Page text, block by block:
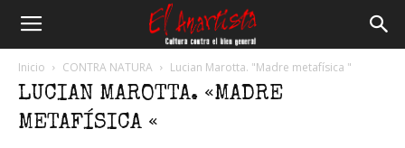
Inicio CONTRA NATURA Lucian Marotta. "Madre metafísica "
LUCIAN MAROTTA. «MADRE
METAFÍSICA «